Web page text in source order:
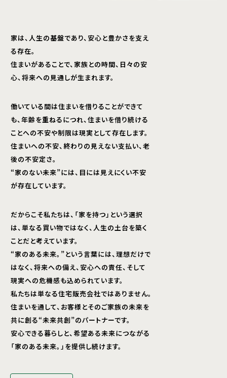
家は、人生の基盤であり、安心と豊かさを支え
る存在。
住まいがあることで、家族との時間、日々の安
心、将来への見通しが生まれます。
働いている間は住まいを借りることができて
も、年齢を重ねるにつれ、住まいを借り続ける
ことへの不安や制限は現実として存在します。
住まいへの不安、終わりの見えない支払い、老
後の不安定さ。
“家のない未来”には、目には見えにくい不安
が存在しています。
だからこそ私たちは、「家を持つ」という選択
は、単なる買い物ではなく、人生の土台を築く
ことだと考えています。
“家のある未来。”という言葉には、理想だけで
はなく、将来への備え、安心への責任、そして
現実への危機感も込められています。
私たちは単なる住宅販売会社ではありません。
住まいを通して、お客様とそのご家族の未来を
共に創る“未来共創”のパートナーです。
安心できる暮らしと、希望ある未来につながる
「家のある未来。」を提供し続けます。